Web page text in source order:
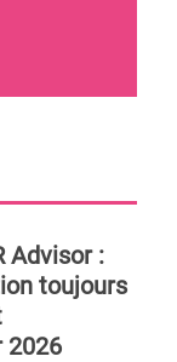
Advisor :
toujours
2026